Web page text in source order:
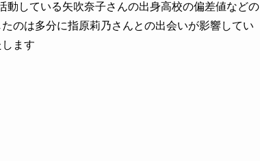
動している矢吹奈子さんの出身高校の偏差値などの
のは多分に指原莉乃さんとの出会いが影響してい
ます